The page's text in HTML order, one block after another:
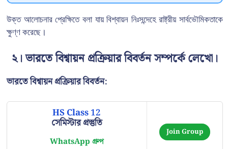
উক্ত আলোচনার প্রেক্ষিতে বলা যায় বিশ্বায়ন নিঃসন্দেহে রাষ্ট্রীয় সার্বভৌমিকতাকে
ক্ষুণ্ণ করেছে।
২। ভারতে বিশ্বায়ন প্রক্রিয়ার বিবর্তন সম্পর্কে লেখো।
ভারতে বিশ্বায়ন প্রক্রিয়ার বিবর্তন:
HS Class 12
সেমিস্টার প্রস্তুতি
WhatsApp গ্রুপ
Join Group